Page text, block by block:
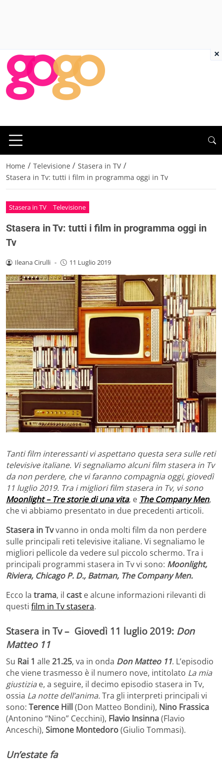
Home / Televisione / Stasera in TV /
Stasera in Tv: tutti i film in programma oggi in Tv
Stasera in TV Televisione
Stasera in Tv: tutti i film in programma oggi in
Tv
Ileana Cirulli - 11 Luglio 2019
Tanti film interessanti vi aspettano questa sera sulle reti
televisive italiane. Vi segnaliamo alcuni film stasera in Tv
da non perdere, che vi faranno compagnia oggi, giovedì
11 luglio 2019. Tra i migliori film stasera in Tv, vi sono
Moonlight – Tre storie di una vita, e The Company Men,
che vi abbiamo presentato in due precedenti articoli.
Stasera in Tvvanno in onda molti film da non perdere
sulle principali reti televisive italiane. Vi segnaliamo le
migliori pellicole da vedere sul piccolo schermo. Tra i
principali programmi stasera in Tv vi sono: Moonlight,
Riviera, Chicago P. D., Batman, The Company Men.
Ecco la trama, il cast e alcune informazioni rilevanti di
questi film in Tv stasera.
Stasera in Tv – Giovedì 11 luglio 2019: Don
Matteo 11
Su Rai 1 alle21.25, va in onda Don Matteo 11. L’episodio
che viene trasmesso è il numero nove, intitolato La mia
giustizia e, a seguire, il decimo episodio stasera in Tv,
ossia La notte dell’anima.Tra gli interpreti principali vi
sono: Terence Hill(Don Matteo Bondini), Nino Frassica
(Antonino “Nino” Cecchini), Flavio Insinna(Flavio
Anceschi), Simone Montedoro(Giulio Tommasi).
Un’estate fa
×